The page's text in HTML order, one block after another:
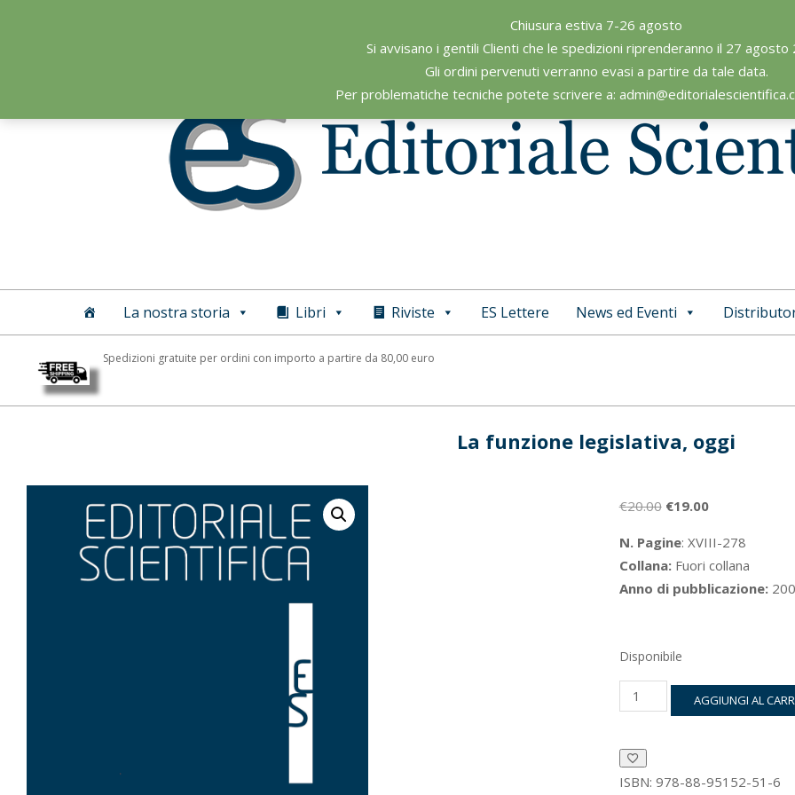
Chiusura estiva 7-26 agosto
Si avvisano i gentili Clienti che le spedizioni riprenderanno il 27 agosto
Gli ordini pervenuti verranno evasi a partire da tale data.
Per problematiche tecniche potete scrivere a:
Editoriale
Scientifica
Primary
La nostra storia Libri Riviste ES Lettere News ed Eventi
Spedizioni gratuite per ordini con importo a partire da 80,00 euro
La funzione legislativa, oggi
€20.00 Il
originale
era:
€20.00.
€19.00Il
attuale
è:
€19.00.
N. Pagine: XVIII-278
Collana:Fuori collana
Anno di pubblicazione:
Disponibile
funzione
quantità
AGGIUNGI AL
ISBN: 978-88-95152-51-6